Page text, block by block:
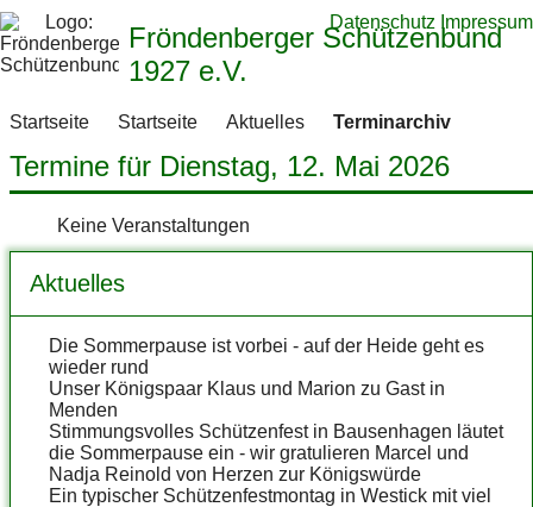
Fröndenberger Schützenbund
1927 e.V.
Datenschutz Impressum
Startseite Startseite Aktuelles Terminarchiv
Termine für Dienstag, 12. Mai 2026
Keine Veranstaltungen
Aktuelles
Die Sommerpause ist vorbei - auf der Heide geht es
wieder rund
Unser Königspaar Klaus und Marion zu Gast in
Menden
Stimmungsvolles Schützenfest in Bausenhagen läutet
die Sommerpause ein - wir gratulieren Marcel und
Nadja Reinold von Herzen zur Königswürde
Ein typischer Schützenfestmontag in Westick mit viel